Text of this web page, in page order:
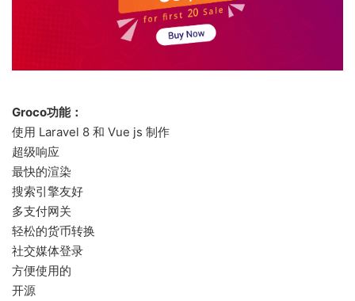
Groco功能：
使用 Laravel 8 和 Vue js 制作
超级响应
最快的渲染
搜索引擎友好
多支付网关
轻松的货币转换
社交媒体登录
方便使用的
开源